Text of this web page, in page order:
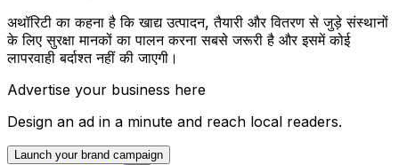
अथॉरिटी का कहना है कि खाद्य उत्पादन, तैयारी और वितरण से जुड़े संस्थानों
के लिए सुरक्षा मानकों का पालन करना सबसे जरूरी है और इसमें कोई
लापरवाही बर्दाश्त नहीं की जाएगी।
Advertise your business here
Design an ad in a minute and reach local readers.
Launch your brand campaign